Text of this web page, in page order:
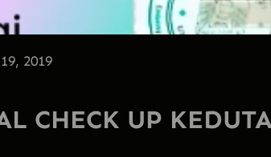
2019
CHECK UP